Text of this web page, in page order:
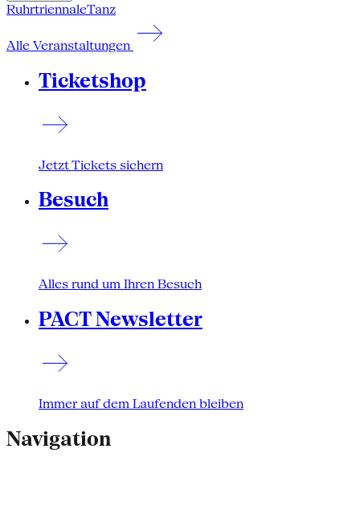
RuhrtriennaleTanz
Alle Veranstaltungen
Ticketshop
Jetzt Tickets sichern
Besuch
Alles rund um Ihren Besuch
PACT Newsletter
Immer auf dem Laufenden bleiben
Navigation